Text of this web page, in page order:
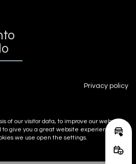
de lujo: pomo de la
en símil
central en símil
en aluminio y
Privacy policy
of our visitor data, to improve our website,
give you a great website experience. For
we use open the settings.